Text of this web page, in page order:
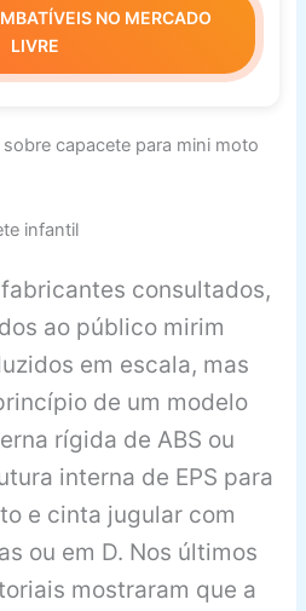
NO MERCADO
LIVRE
capacete para mini moto
infantil
consultados,
ao público mirim
em escala, mas
de um modelo
rígida de ABS ou
interna de EPS para
e cinta jugular com
ou em D. Nos últimos
mostraram que a